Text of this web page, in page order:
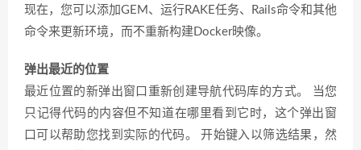
现在，您可以添加GEM、运行RAKE任务、Rails命令和其他
命令来更新环境，而不重新构建Docker映像。
弹出最近的位置
最近位置的新弹出窗口重新创建导航代码库的方式。 当您
只记得代码的内容但不知道在哪里看到它时，这个弹出窗
口可以帮助您找到实际的代码。 开始键入以筛选结果，然